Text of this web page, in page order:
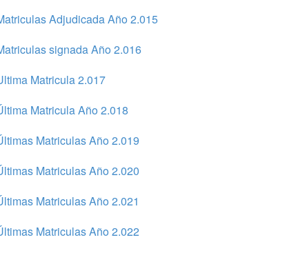
Adjudicada Año 2.015
signada Año 2.016
Matricula 2.017
Matricula Año 2.018
Matriculas Año 2.019
Matriculas Año 2.020
Matriculas Año 2.021
Matriculas Año 2.022